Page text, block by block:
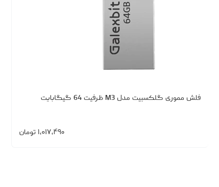
فلش مموری گلکسبیت مدل M3 ظرفیت 64 گیگابایت
۱،۰۱۷،۴۹۰ تومان